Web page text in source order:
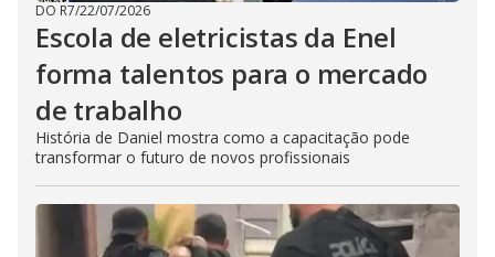
DO R7/22/07/2026
Escola de eletricistas da Enel
forma talentos para o mercado
de trabalho
História de Daniel mostra como a capacitação pode
transformar o futuro de novos profissionais